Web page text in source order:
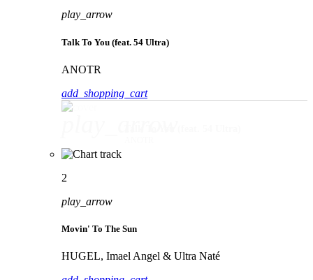
play_arrow
Talk To You (feat. 54 Ultra)
ANOTR
add_shopping_cart
2
play_arrow
Movin' To The Sun
HUGEL, Imael Angel & Ultra Naté